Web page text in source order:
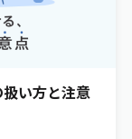
い方と注意